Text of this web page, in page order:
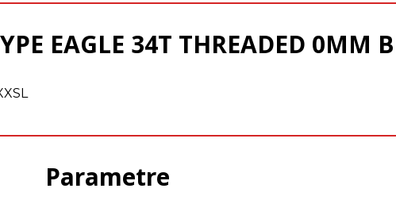
EAGLE 34T THREADED 0MM
Parametre